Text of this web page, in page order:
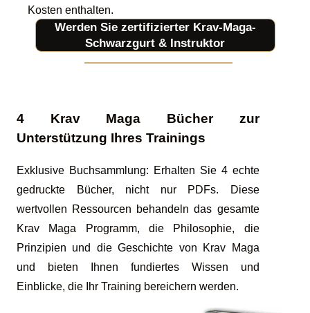
Kosten enthalten.
Werden Sie zertifizierter Krav-Maga-
Schwarzgurt & Instruktor
4 Krav Maga Bücher zur
Unterstützung Ihres Trainings
Exklusive Buchsammlung: Erhalten Sie 4 echte
gedruckte Bücher, nicht nur PDFs. Diese
wertvollen Ressourcen behandeln das gesamte
Krav Maga Programm, die Philosophie, die
Prinzipien und die Geschichte von Krav Maga
und bieten Ihnen fundiertes Wissen und
Einblicke, die Ihr Training bereichern werden.